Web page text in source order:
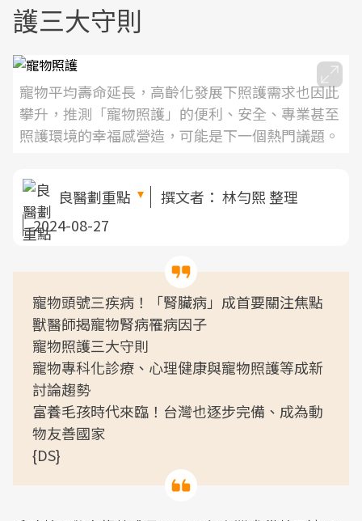
護三大守則
寵物平均壽命延長，高齡化發展下照護需求也因此
攀升，推測「寵物照護」的便利、安全、專業甚至
照護環境的幸福感營造，可能是下一個熱門議題。
良醫劃重點 撰文者： 林勻熙 整理
2024-08-27
寵物頭號三疾病！「腎臟病」成首要關注焦點
獸醫師揭寵物腎病罹病因子
寵物照護三大守則
寵物專科化診療、心理健康與寵物照護等成新
討論趨勢
富養毛孩時代來臨！台灣也逐步完備、成為動
物友善國家
{DS}